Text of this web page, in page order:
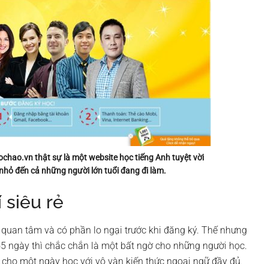
thật sự là một website học tiếng Anh tuyệt vời
đến cả những người lớn tuổi đang đi làm.
siêu rẻ
tâm và có phần lo ngại trước khi đăng ký. Thế nhưng
ngày thì chắc chắn là một bất ngờ cho những người học.
một ngày học với vô vàn kiến thức ngoại ngữ đầy đủ,